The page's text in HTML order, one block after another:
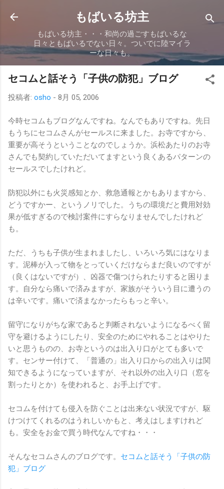
スキップしてメイン コンテンツに移動
もばいる坊主
もばいる坊主・・・和尚の過ごすもばいるな
日々ともばいるでない日々。ついでに陸マイラ
ーな日々も。
セコムと話そう「子供の防犯」ブログ
投稿者: osho - 8月 05, 2006
今時セコムもブログなんですね。なんでもありですね。先日
もうちにセコムさんがセールスに来ました。お寺ですから、
重要が高そうということなのでしょうか。浜松あたりのお寺
さんでも契約していただいてますという良くあるパターンの
セールスでしたけれど。
防犯以外にも火災感知とか、救急通報とかもありますから、
どうですかー、というノリでした。うちの環境だと費用対効
果が低すぎるので検討案件にすらなりませんでしたけれど
も。
ただ、うちも子供が生まれましたし、いろいろ気にはなりま
す。泥棒が入って物をとっていくだけならまだ良いのですが
（良くはないですが）、凶器で傷つけられたりすると困りま
す。自分なら痛いで済みますが、家族がそういう目に遭うの
は辛いです。痛いで済まなかったらもっと辛い。
留守になりがちな家であると判断されないようになるべく留
守を避けるようにしたり、安全のためにやれることはやりた
いと思うものの、お寺というのは出入り口がとても多いで
す。センサー付けて、「普通の」出入り口からの出入りは関
知できるようになっていますが、それ以外の出入り口（窓を
割ったりとか）を使われると、お手上げです。
セコムを付けても侵入を防ぐことは出来ない状況ですが、駆
けつけてくれるのはうれしいかもと、考えはしますけれど
も。安全をお金で買う時代なんですね・・・
そんなセコムさんのブログです。 セコムと話そう「子供の防
犯」ブログ